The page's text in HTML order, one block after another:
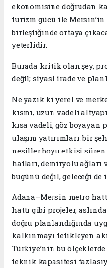
ekonomisine doğrudan
turizm gücü ile
birleştiğinde ortaya
yeterlidir.
Burada kritik olan şey,
değil; siyasi irade ve
Ne yazık ki yerel ve
kısmı, uzun vadeli
kısa vadeli, göz boyayan
ulaşım yatırımları; bir
nesiller boyu etkisi
hatları, demiryolu ağları
bugünü değil, geleceği de
Adana–Mersin metro
hattı gibi projeler,
doğru planlandığında
kalkınmayı tetikleyen
Türkiye’nin bu
teknik kapasitesi